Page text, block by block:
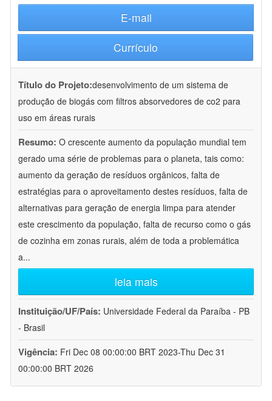
E-mail
Currículo
Título do Projeto:desenvolvimento de um sistema de
produção de biogás com filtros absorvedores de co2 para
uso em áreas rurais
Resumo: O crescente aumento da população mundial tem
gerado uma série de problemas para o planeta, tais como:
aumento da geração de resíduos orgânicos, falta de
estratégias para o aproveitamento destes resíduos, falta de
alternativas para geração de energia limpa para atender
este crescimento da população, falta de recurso como o gás
de cozinha em zonas rurais, além de toda a problemática
a...
leia mais
Instituição/UF/País: Universidade Federal da Paraíba - PB
- Brasil
Vigência: Fri Dec 08 00:00:00 BRT 2023-Thu Dec 31
00:00:00 BRT 2026